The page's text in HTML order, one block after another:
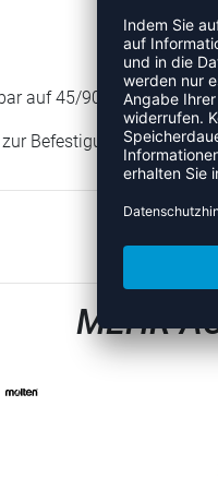
auf 45/90/135/180 Grad)
Befestigung am Ring
MEHR